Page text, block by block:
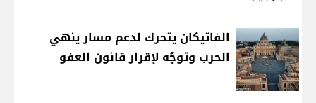
الفاتيكان يتحرك لدعم مسار ينهي
الحرب وتوجُه لإقرار قانون العفو